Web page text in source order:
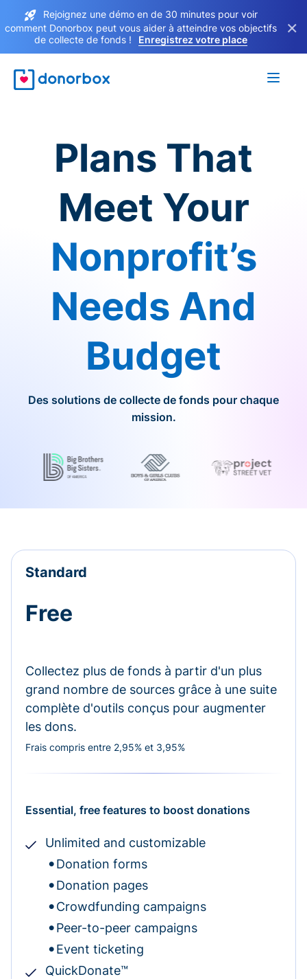
Rejoignez une démo en de 30 minutes pour voir
comment Donorbox peut vous aider à atteindre vos objectifs
de collecte de fonds !
Enregistrez votre place
×
Plans That
Meet Your
Nonprofit’s
Needs And
Budget
Des solutions de collecte de fonds pour chaque
mission.
Standard
Free
Collectez plus de fonds à partir d'un plus
grand nombre de sources grâce à une suite
complète d'outils conçus pour augmenter
les dons.
Frais compris entre 2,95% et 3,95%
Essential, free features to boost donations
Unlimited and customizable
Donation forms
Donation pages
Crowdfunding campaigns
Peer-to-peer campaigns
Event ticketing
QuickDonate™